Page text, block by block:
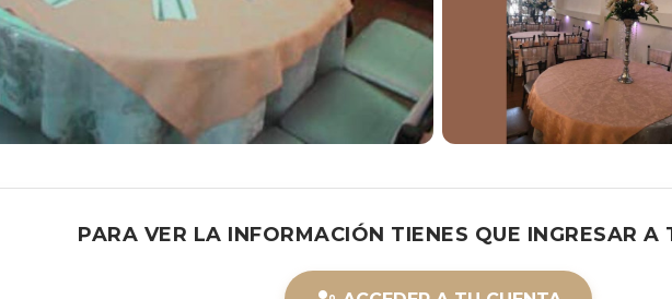
PARA VER LA INFORMACIÓN TIENES QUE INGRESAR A